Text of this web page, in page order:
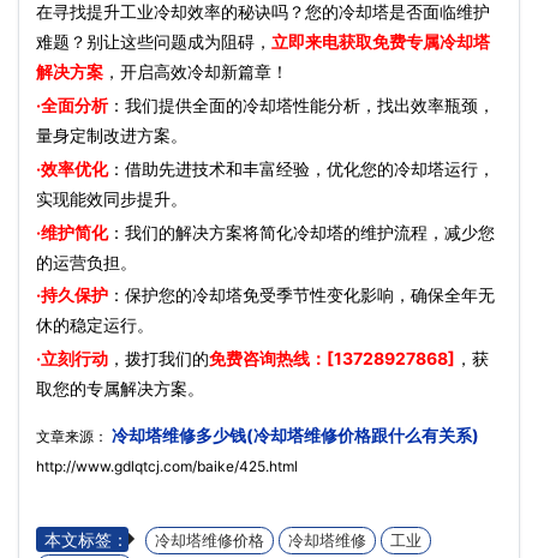
在寻找提升工业冷却效率的秘诀吗？您的冷却塔是否面临维护
难题？别让这些问题成为阻碍， 立即来电获取免费专属冷却塔
解决方案 ，开启高效冷却新篇章！
·全面分析：我们提供全面的冷却塔性能分析，找出效率瓶颈，
量身定制改进方案。
·效率优化：借助先进技术和丰富经验，优化您的冷却塔运行，
实现能效同步提升。
·维护简化：我们的解决方案将简化冷却塔的维护流程，减少您
的运营负担。
·持久保护 ：保护您的冷却塔免受季节性变化影响，确保全年无
休的稳定运行。
·立刻行动 ，拨打我们的免费咨询热线：[13728927868] ，获
取您的专属解决方案。
文章来源： 冷却塔维修多少钱(冷却塔维修价格跟什么有关系)
http://www.gdlqtcj.com/baike/425.html
本文标签： 冷却塔维修价格 冷却塔维修 工业